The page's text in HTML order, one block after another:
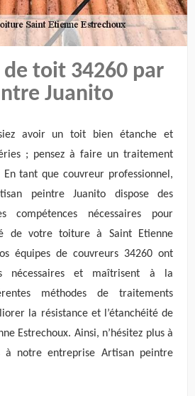
toit 34260 par
Juanito
avoir un toit bien étanche et
; pensez à faire un traitement
tant que couvreur professionnel,
peintre Juanito dispose des
compétences nécessaires pour
de votre toiture à Saint Etienne
équipes de couvreurs 34260 ont
nécessaires et maîtrisent à la
méthodes de traitements
la résistance et l’étanchéité de
Estrechoux. Ainsi, n’hésitez plus à
à notre entreprise Artisan peintre